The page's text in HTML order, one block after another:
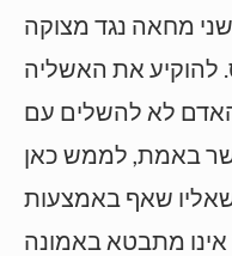
מחאה נגד מצוקה
להוקיע את האשליה
לא להשלים עם
באמת, לממש כאן
שאף באמצעות
אינו מתבטא באמונה